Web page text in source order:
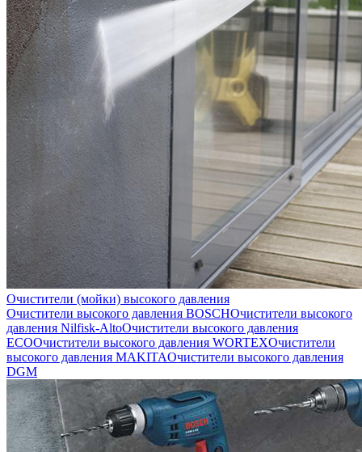
Очистители (мойки) высокого давления
Очистители высокого давления BOSCHОчистители высокого
давления Nilfisk-AltoОчистители высокого давления
ECOОчистители высокого давления WORTEXОчистители
высокого давления MAKITAОчистители высокого давления
DGM